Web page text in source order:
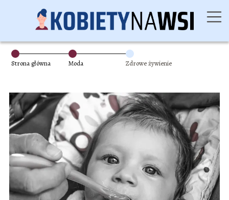
Strona główna Moda Zdrowe żywienie